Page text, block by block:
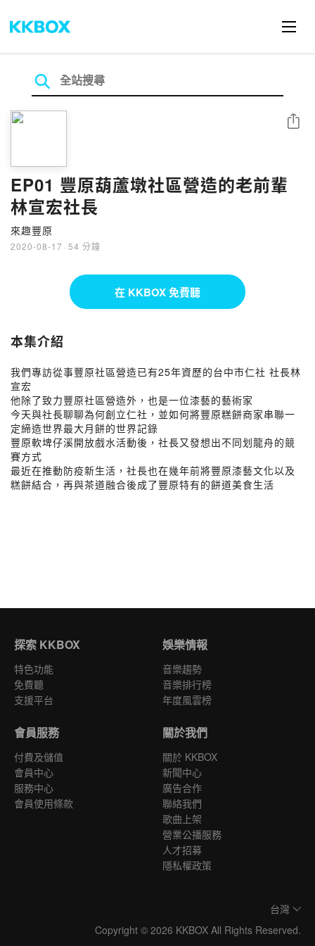
EP01 豐原葫蘆墩社區營造的老前輩
林宣宏社長
來趣豐原
2020-08-17 · 54 分鐘
分享
在 KKBOX 免費聽
本集介紹
我們專訪從事豐原社區營造已有25年資歷的台中市仁社 社長林
宣宏
他除了致力豐原社區營造外，也是一位漆藝的藝術家
今天與社長聊聊為何創立仁社，並如何將豐原糕餅商家串聯一
定締造世界最大月餅的世界記錄
豐原軟埤仔溪開放戲水活動後，社長又發想出不同划龍舟的競
賽方式
最近在推動防疫新生活，社長也在幾年前將豐原漆藝文化以及
糕餅結合，再與茶道融合後成了豐原特有的餅道美食生活
探索 KKBOX
特色功能
免費聽
支援平台
娛樂情報
音樂趨勢
音樂排行榜
年度風雲榜
會員服務
付費及儲值
會員中心
服務中心
會員使用條款
關於我們
關於 KKBOX
新聞中心
廣告合作
聯絡我們
歌曲上架
營業公播服務
人才招募
隱私權政策
台灣
Copyright © 2026 KKBOX All Rights Reserved.